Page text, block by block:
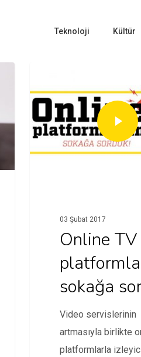
Teknoloji Kültür
03 Şubat 2017
Online TV
sokağa
Video servislerinin
artmasıyla birlikte
platformlarla